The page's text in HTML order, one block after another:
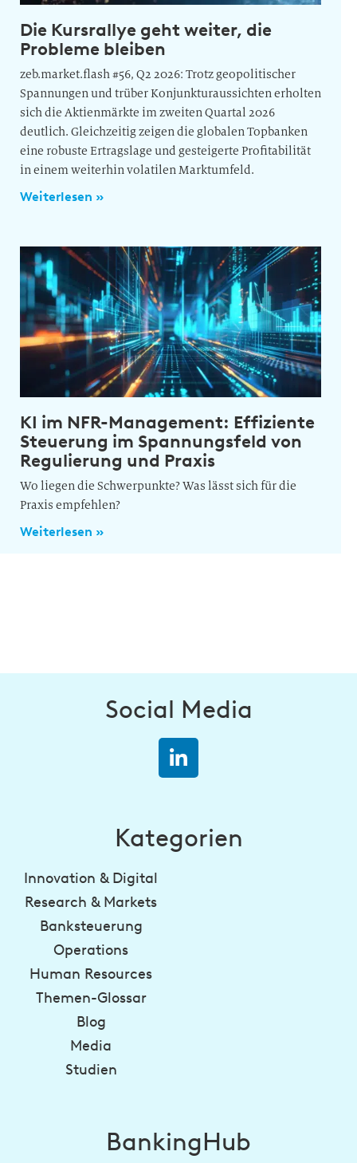
Die Kursrallye geht weiter, die
Probleme bleiben
zeb.market.flash #56, Q2 2026: Trotz geopolitischer
Spannungen und trüber Konjunkturaussichten erholten
sich die Aktienmärkte im zweiten Quartal 2026
deutlich. Gleichzeitig zeigen die globalen Topbanken
eine robuste Ertragslage und gesteigerte Profitabilität
in einem weiterhin volatilen Marktumfeld.
Weiterlesen »
KI im NFR-Management: Effiziente
Steuerung im Spannungsfeld von
Regulierung und Praxis
Wo liegen die Schwerpunkte? Was lässt sich für die
Praxis empfehlen?
Weiterlesen »
Social Media
Kategorien
Innovation & Digital
Research & Markets
Banksteuerung
Operations
Human Resources
Themen-Glossar
Blog
Media
Studien
BankingHub